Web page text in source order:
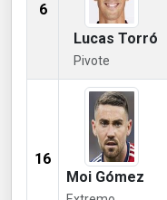
6
Lucas Torró
Pivote
16
Moi Gómez